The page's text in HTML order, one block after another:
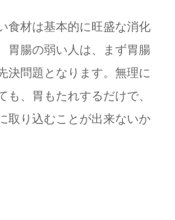
食材は基本的に旺盛な消化
胃腸の弱い人は、まず胃腸
決問題となります。無理に
も、胃もたれするだけで、
取り込むことが出来ないか